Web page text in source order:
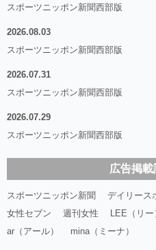
スポーツニッポン新聞西部版
2026.08.03
スポーツニッポン新聞西部版
2026.07.31
スポーツニッポン新聞西部版
2026.07.29
スポーツニッポン新聞西部版
広告掲載
スポーツニッポン新聞 デイリース
女性セブン
週刊女性 LEE（リー
ar（アール）
mina（ミーナ）